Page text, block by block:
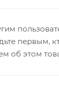
первым,
об этом